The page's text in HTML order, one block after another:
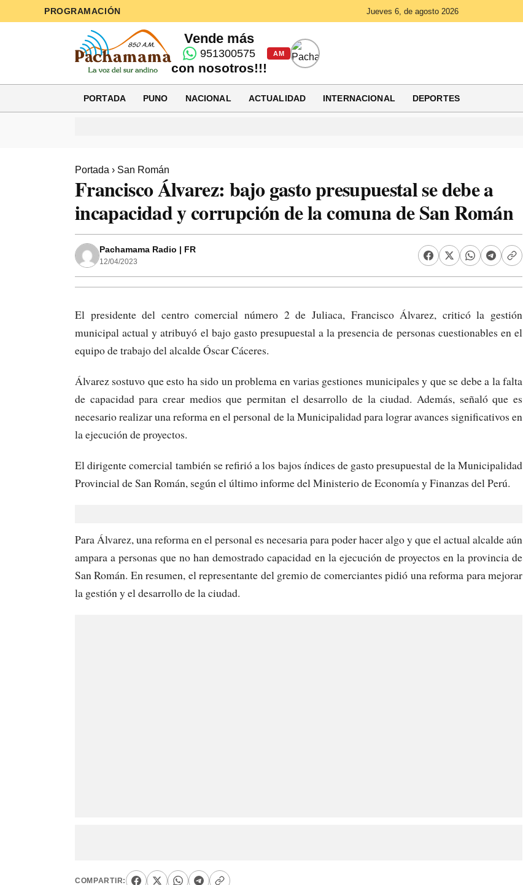
PROGRAMACIÓN Jueves 6, de agosto 2026
Vende más
951300575
con nosotros!!!
AM
PORTADA PUNO NACIONAL ACTUALIDAD INTERNACIONAL DEPORTES
Portada › San Román
Francisco Álvarez: bajo gasto presupuestal se debe a
incapacidad y corrupción de la comuna de San Román
Pachamama Radio | FR
12/04/2023
El presidente del centro comercial número 2 de Juliaca, Francisco Álvarez, criticó la gestión
municipal actual y atribuyó el bajo gasto presupuestal a la presencia de personas cuestionables en el
equipo de trabajo del alcalde Óscar Cáceres.
Álvarez sostuvo que esto ha sido un problema en varias gestiones municipales y que se debe a la falta
de capacidad para crear medios que permitan el desarrollo de la ciudad. Además, señaló que es
necesario realizar una reforma en el personal de la Municipalidad para lograr avances significativos en
la ejecución de proyectos.
El dirigente comercial también se refirió a los bajos índices de gasto presupuestal de la Municipalidad
Provincial de San Román, según el último informe del Ministerio de Economía y Finanzas del Perú.
Para Álvarez, una reforma en el personal es necesaria para poder hacer algo y que el actual alcalde aún
ampara a personas que no han demostrado capacidad en la ejecución de proyectos en la provincia de
San Román. En resumen, el representante del gremio de comerciantes pidió una reforma para mejorar
la gestión y el desarrollo de la ciudad.
COMPARTIR: